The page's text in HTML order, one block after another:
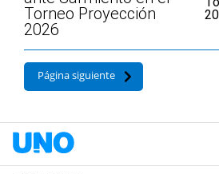
Torneo Proyección
2026
Página siguiente